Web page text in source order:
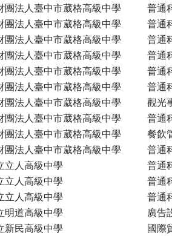
團法人臺中市葳格高級中學
普通
團法人臺中市葳格高級中學
普通
團法人臺中市葳格高級中學
普通
團法人臺中市葳格高級中學
普通
團法人臺中市葳格高級中學
普通
團法人臺中市葳格高級中學
普通
團法人臺中市葳格高級中學
觀光
團法人臺中市葳格高級中學
普通
團法人臺中市葳格高級中學
餐飲
團法人臺中市葳格高級中學
普通
立人高級中學
普通
立人高級中學
普通
立人高級中學
普通
明道高級中學
廣告
新民高級中學
國際